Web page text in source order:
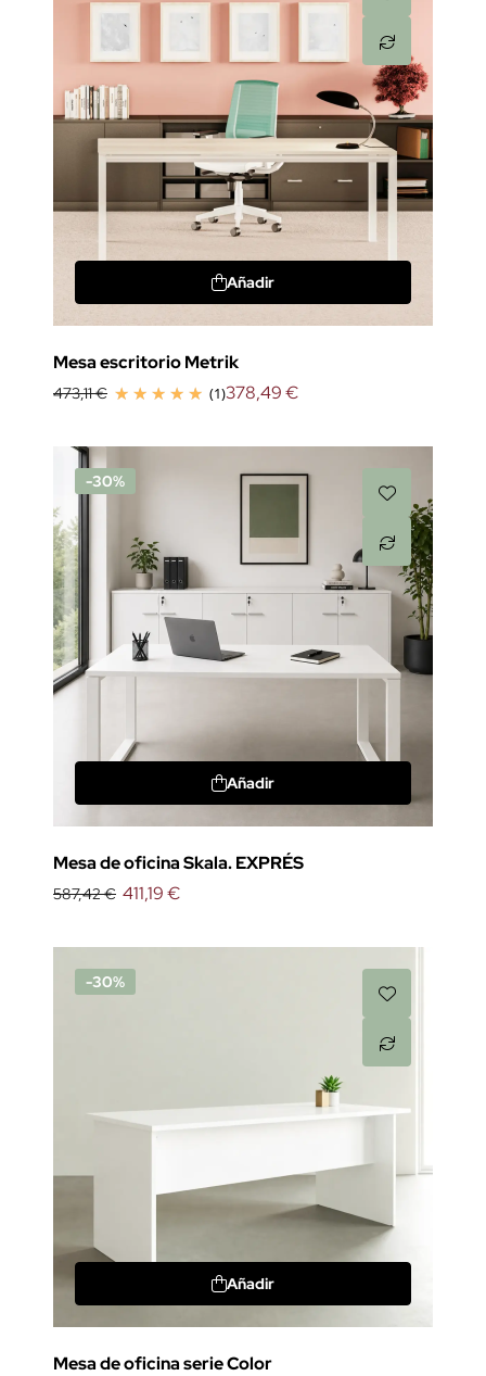
Añadir
Mesa escritorio Metrik
473,11 € (1)378,49 €
-30%
Añadir
Mesa de oficina Skala. EXPRÉS
587,42 € 411,19 €
-30%
Añadir
Mesa de oficina serie Color